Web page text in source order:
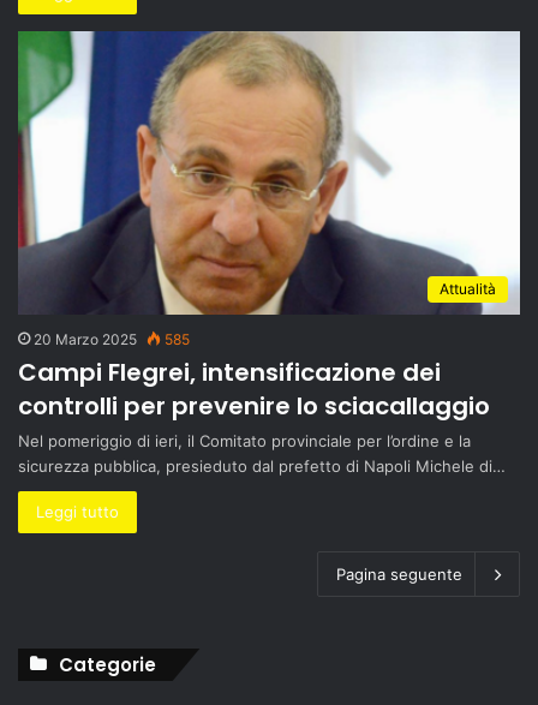
Attualità
20 Marzo 2025 585
Campi Flegrei, intensificazione dei
controlli per prevenire lo sciacallaggio
Nel pomeriggio di ieri, il Comitato provinciale per l’ordine e la
sicurezza pubblica, presieduto dal prefetto di Napoli Michele di…
Leggi tutto
Pagina seguente
Categorie